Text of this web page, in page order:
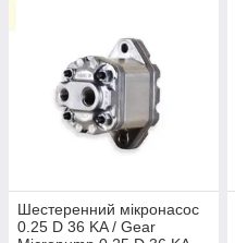
Шестеренний мікронасос
0.25 D 36 KA / Gear